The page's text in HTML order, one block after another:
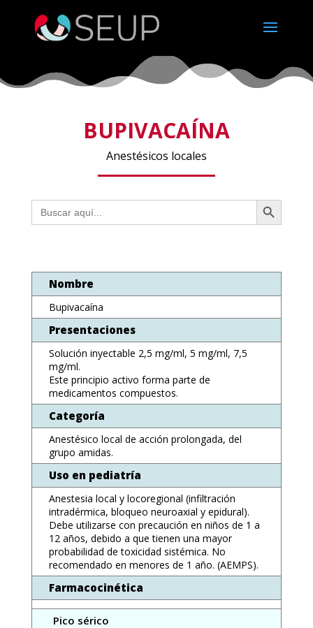
BUPIVACAÍNA
Anestésicos locales
Buscar: Botón de búsqueda
Nombre
Bupivacaína
Presentaciones
Solución inyectable 2,5 mg/ml, 5 mg/ml, 7,5
mg/ml.
Este principio activo forma parte de
medicamentos compuestos.
Categoría
Anestésico local de acción prolongada, del
grupo amidas.
Uso en pediatría
Anestesia local y locoregional (infiltración
intradérmica, bloqueo neuroaxial y epidural).
Debe utilizarse con precaución en niños de 1 a
12 años, debido a que tienen una mayor
probabilidad de toxicidad sistémica. No
recomendado en menores de 1 año. (AEMPS).
Farmacocinética
Pico sérico